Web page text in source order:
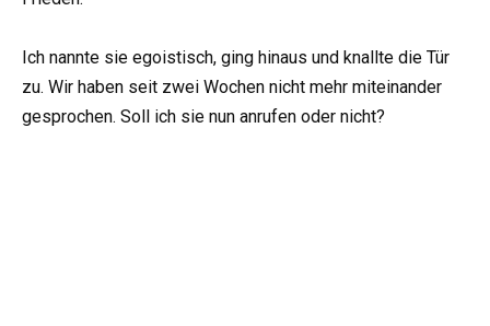
Ich nannte sie egoistisch, ging hinaus und knallte die Tür
zu. Wir haben seit zwei Wochen nicht mehr miteinander
gesprochen. Soll ich sie nun anrufen oder nicht?